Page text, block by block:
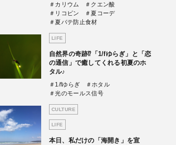
＃カリウム
＃クエン酸
＃リコピン
＃夏コーデ
＃夏バテ防止食材
LIFE
自然界の奇跡⁉「1/fゆらぎ」と「恋
の通信」で癒してくれる初夏のホ
タル♪
＃1/fゆらぎ
＃ホタル
＃光のモールス信号
CULTURE
LIFE
本日、私だけの「海開き」を宣